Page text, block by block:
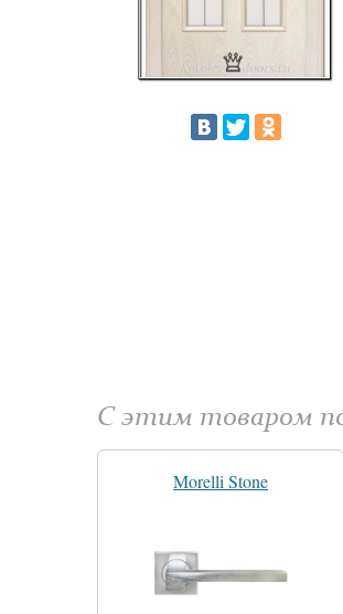
С этим товаром
Morelli Stone